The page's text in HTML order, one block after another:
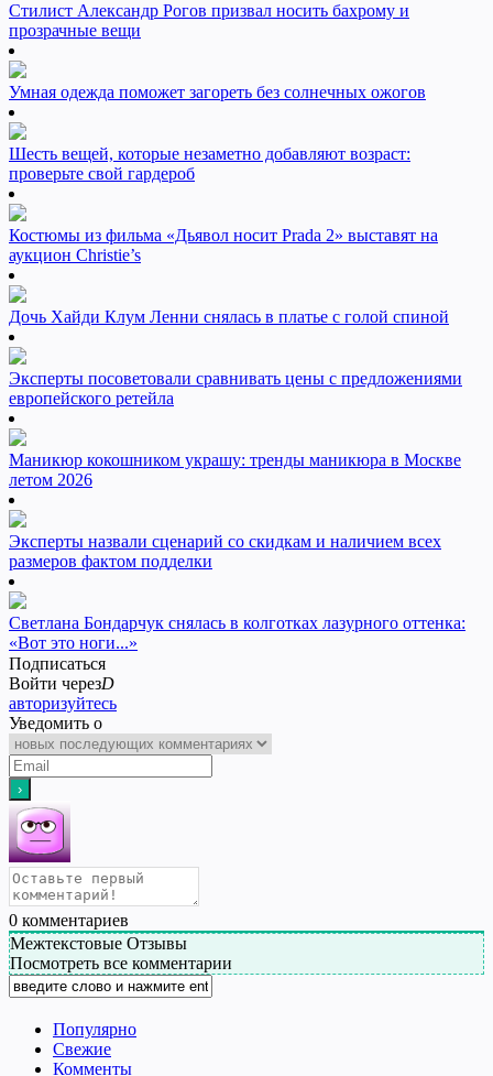
Стилист Александр Рогов призвал носить бахрому и
прозрачные вещи
Умная одежда поможет загореть без солнечных ожогов
Шесть вещей, которые незаметно добавляют возраст:
проверьте свой гардероб
Костюмы из фильма «Дьявол носит Prada 2» выставят на
аукцион Christie’s
Дочь Хайди Клум Ленни снялась в платье с голой спиной
Эксперты посоветовали сравнивать цены с предложениями
европейского ретейла
Маникюр кокошником украшу: тренды маникюра в Москве
летом 2026
Эксперты назвали сценарий со скидкам и наличием всех
размеров фактом подделки
Светлана Бондарчук снялась в колготках лазурного оттенка:
«Вот это ноги...»
Подписаться
Войти черезD
авторизуйтесь
Уведомить о
0 комментариев
Межтекстовые Отзывы
Посмотреть все комментарии
Популярно
Свежие
Комменты